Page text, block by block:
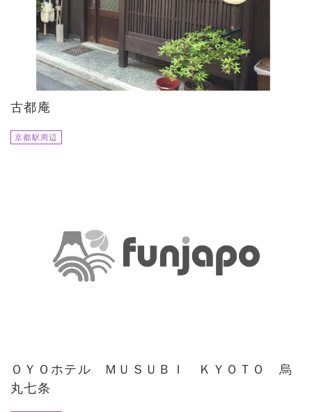
古都庵
京都駅周辺
ＯＹＯホテル ＭＵＳＵＢＩ ＫＹＯＴＯ 烏
丸七条